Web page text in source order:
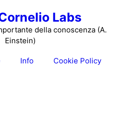
Labs
della conoscenza (A.
Einstein)
Info Cookie Policy